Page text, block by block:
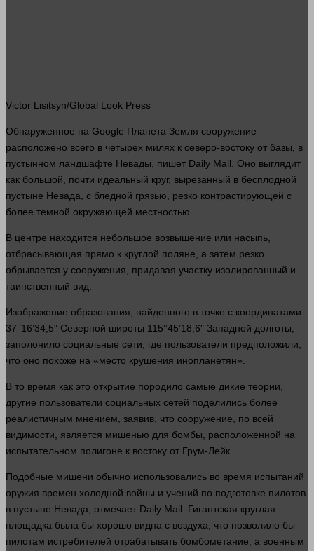
Victor Lisitsyn/Global Look Press
Обнаруженное на Google Планета Земля сооружение
расположено всего в четырех милях к северо-востоку от базы, в
пустынном ландшафте Невады, пишет Daily Mail. Оно выглядит
как большой , почти идеальный круг, вырезанный в бесплодной
пустыне Невада, с бледной грязью, резко контрастирующей с
более темной окружающей местностью.
В центре находится небольшое возвышение или насыпь,
отбрасывающая прямо к круглой поляне, а затем резко
обрывается у сооружения, придавая участку изолированный и
таинственный вид.
Изображение образования, найденного в точке с координатами
37°16’34,5″ Северной широты 115°45’18,6″ Западной долготы,
заполонило социальные сети, где пользователи предположили,
что оно похоже на «место крушения инопланетян».
В то время как это открытие породило самые дикие теории,
другие пользователи социальных сетей поделились более
реалистичным мнением, заявив, что сооружение, по всей
видимости, является мишенью для бомбы, расположенной на
испытательном полигоне к востоку от Грум-Лейк.
Подобные мишени обычно использовались во время испытаний
оружия времен холодной войны и учений по подготовке пилотов
в пустыне Невада, отмечает Daily Mail. Гигантская круглая
площадка была бы хорошо видна с воздуха, что позволило бы
пилотам истребителей отрабатывать бомбометание, а военным